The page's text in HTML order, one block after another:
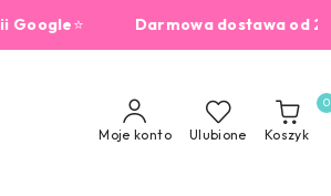
⭐Darmowa dostawa od 229zł
Moje konto Ulubione Koszyk
0